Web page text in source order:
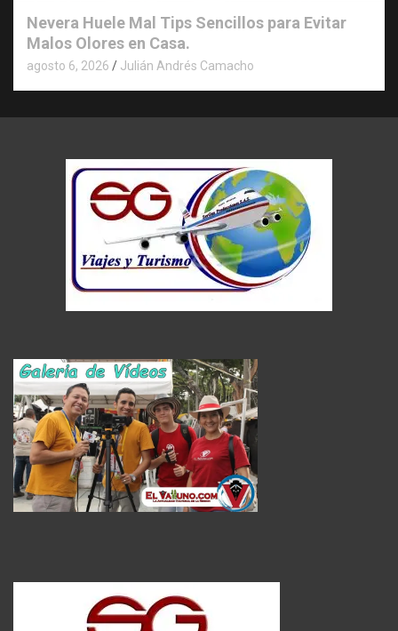
Nevera Huele Mal Tips Sencillos para Evitar
Malos Olores en Casa.
agosto 6, 2026 Julián Andrés Camacho